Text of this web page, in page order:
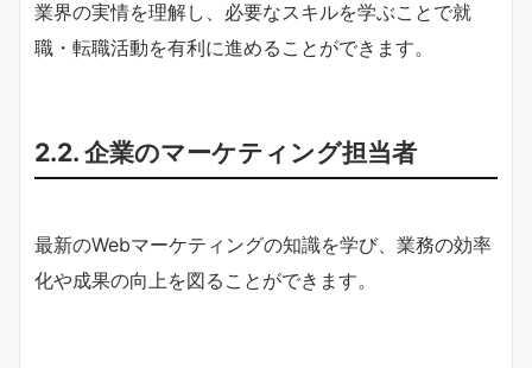
業界の実情を理解し、必要なスキルを学ぶことで就
職・転職活動を有利に進めることができます。
2.2. 企業のマーケティング担当者
最新のWebマーケティングの知識を学び、業務の効率
化や成果の向上を図ることができます。